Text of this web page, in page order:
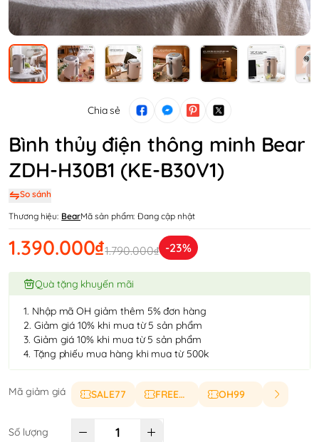
Chia sẻ
Bình thủy điện thông minh Bear
ZDH-H30B1 (KE-B30V1)
So sánh
Thương hiệu: BearMã sản phẩm: Đang cập nhật
1.390.000₫1.790.000₫ -23%
Quà tặng khuyến mãi
1. Nhập mã OH giảm thêm 5% đơn hàng
2. Giảm giá 10% khi mua từ 5 sản phẩm
3. Giảm giá 10% khi mua từ 5 sản phẩm
4. Tặng phiếu mua hàng khi mua từ 500k
Mã giảm giá SALE77 FREESHIP OH99
Số lượng